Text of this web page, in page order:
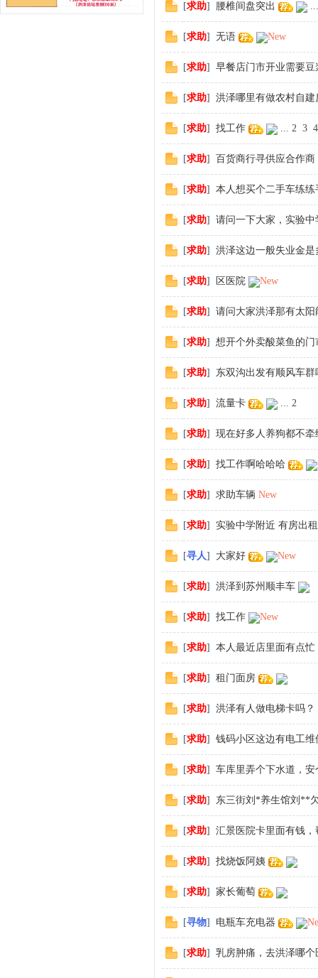
[求助] 腰椎间盘突出 ...
[求助] 无语 New
[求助] 早餐店门市开业需要豆
[求助] 洪泽哪里有做农村自建
[求助] 找工作 ... 2 3 4
[求助] 百货商行寻供应合作商
[求助] 本人想买个二手车练
[求助] 请问一下大家，实验
[求助] 洪泽这边一般失业金
[求助] 区医院 New
[求助] 请问大家洪泽那有太
[求助] 想开个外卖酸菜鱼的门
[求助] 东双沟出发有顺风车群
[求助] 流量卡 ... 2
[求助] 现在好多人养狗都不牵
[求助] 找工作啊哈哈哈
[求助] 求助车辆 New
[求助] 实验中学附近 有房出
[寻人] 大家好 New
[求助] 洪泽到苏州顺丰车
[求助] 找工作 New
[求助] 本人最近店里面有点忙
[求助] 租门面房
[求助] 洪泽有人做电梯卡吗？
[求助] 钱码小区这边有电工维
[求助] 车库里弄个下水道，
[求助] 东三街刘*养生馆刘**
[求助] 汇景医院卡里面有钱，
[求助] 找烧饭阿姨
[求助] 家长葡萄
[寻物] 电瓶车充电器
[求助] 乳房肿痛，去洪泽哪个